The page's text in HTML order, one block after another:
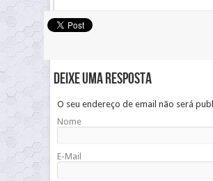
Deixe uma resposta
O seu endereço de email não será
Nome
E-Mail